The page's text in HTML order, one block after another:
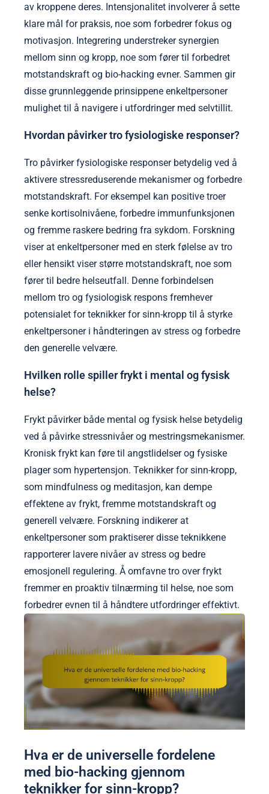
av kroppene deres. Intensjonalitet involverer å sette
klare mål for praksis, noe som forbedrer fokus og
motivasjon. Integrering understreker synergien
mellom sinn og kropp, noe som fører til forbedret
motstandskraft og bio-hacking evner. Sammen gir
disse grunnleggende prinsippene enkeltpersoner
mulighet til å navigere i utfordringer med selvtillit.
Hvordan påvirker tro fysiologiske responser?
Tro påvirker fysiologiske responser betydelig ved å
aktivere stressreduserende mekanismer og forbedre
motstandskraft. For eksempel kan positive troer
senke kortisolnivåene, forbedre immunfunksjonen
og fremme raskere bedring fra sykdom. Forskning
viser at enkeltpersoner med en sterk følelse av tro
eller hensikt viser større motstandskraft, noe som
fører til bedre helseutfall. Denne forbindelsen
mellom tro og fysiologisk respons fremhever
potensialet for teknikker for sinn-kropp til å styrke
enkeltpersoner i håndteringen av stress og forbedre
den generelle velvære.
Hvilken rolle spiller frykt i mental og fysisk
helse?
Frykt påvirker både mental og fysisk helse betydelig
ved å påvirke stressnivåer og mestringsmekanismer.
Kronisk frykt kan føre til angstlidelser og fysiske
plager som hypertensjon. Teknikker for sinn-kropp,
som mindfulness og meditasjon, kan dempe
effektene av frykt, fremme motstandskraft og
generell velvære. Forskning indikerer at
enkeltpersoner som praktiserer disse teknikkene
rapporterer lavere nivåer av stress og bedre
emosjonell regulering. Å omfavne tro over frykt
fremmer en proaktiv tilnærming til helse, noe som
forbedrer evnen til å håndtere utfordringer effektivt.
Hva er de universelle fordelene
med bio-hacking gjennom
teknikker for sinn-kropp?